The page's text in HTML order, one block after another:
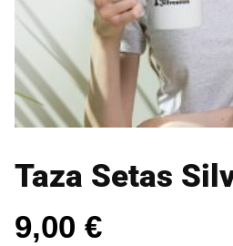
Taza Setas
9,00 €